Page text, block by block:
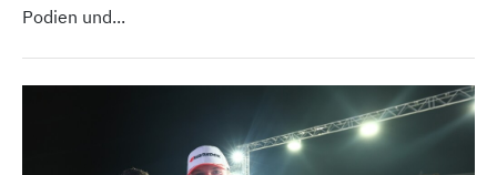
Podien und...